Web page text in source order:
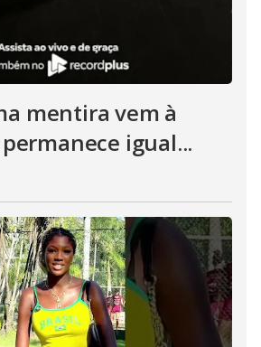
mentira vem à
igual...